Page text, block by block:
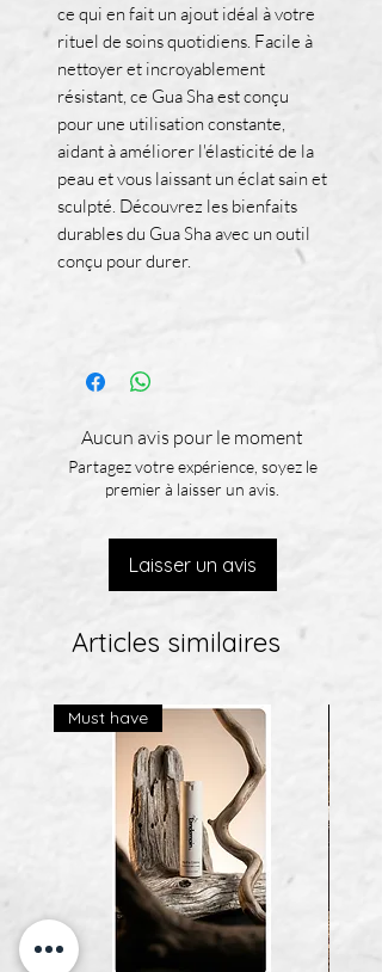
ce qui en fait un ajout idéal à votre
rituel de soins quotidiens. Facile à
nettoyer et incroyablement
résistant, ce Gua Sha est conçu
pour une utilisation constante,
aidant à améliorer l'élasticité de la
peau et vous laissant un éclat sain et
sculpté. Découvrez les bienfaits
durables du Gua Sha avec un outil
conçu pour durer.
Aucun avis pour le moment
Partagez votre expérience, soyez le
premier à laisser un avis.
Laisser un avis
Articles similaires
Must have